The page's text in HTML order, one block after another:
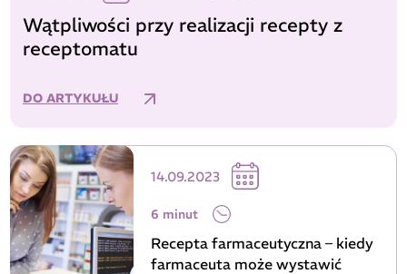
Wątpliwości przy realizacji recepty z
receptomatu
DO ARTYKUŁU
14.09.2023
6 minut
Recepta farmaceutyczna – kiedy
farmaceuta może wystawić